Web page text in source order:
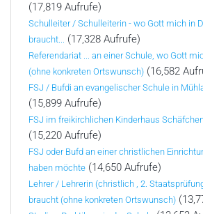
(17,819 Aufrufe)
Schulleiter / Schulleiterin - wo Gott mich in
braucht... (17,328 Aufrufe)
Referendariat ... an einer Schule, wo Gott
(ohne konkreten Ortswunsch) (16,582
FSJ / Bufdi an evangelischer Schule in
(15,899 Aufrufe)
FSJ im freikirchlichen Kinderhaus
(15,220 Aufrufe)
FSJ oder Bufd an einer christlichen
haben möchte (14,650 Aufrufe)
Lehrer / Lehrerin (christlich , 2.
braucht (ohne konkreten Ortswunsch)